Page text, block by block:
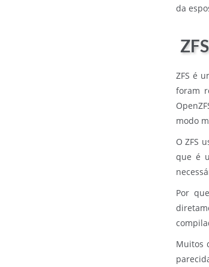
da
ZFS é
foram
modo
O ZFS
que é
Por
Muitos